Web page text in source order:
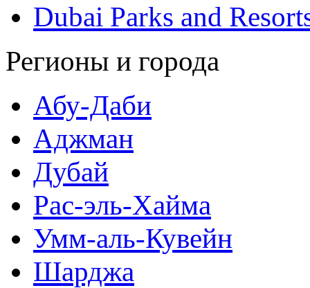
Dubai Parks and
Регионы и города
Абу-Даби
Аджман
Дубай
Рас-эль-Хайма
Умм-аль-Кувейн
Шарджа